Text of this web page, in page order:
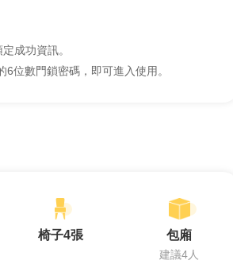
成功資訊。
6位數門鎖密碼，即可進入使用。
椅子4張 包廂
建議4人